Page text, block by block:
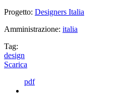
Progetto: Designers Italia
Amministrazione: italia
Tag:
design
Scarica
pdf